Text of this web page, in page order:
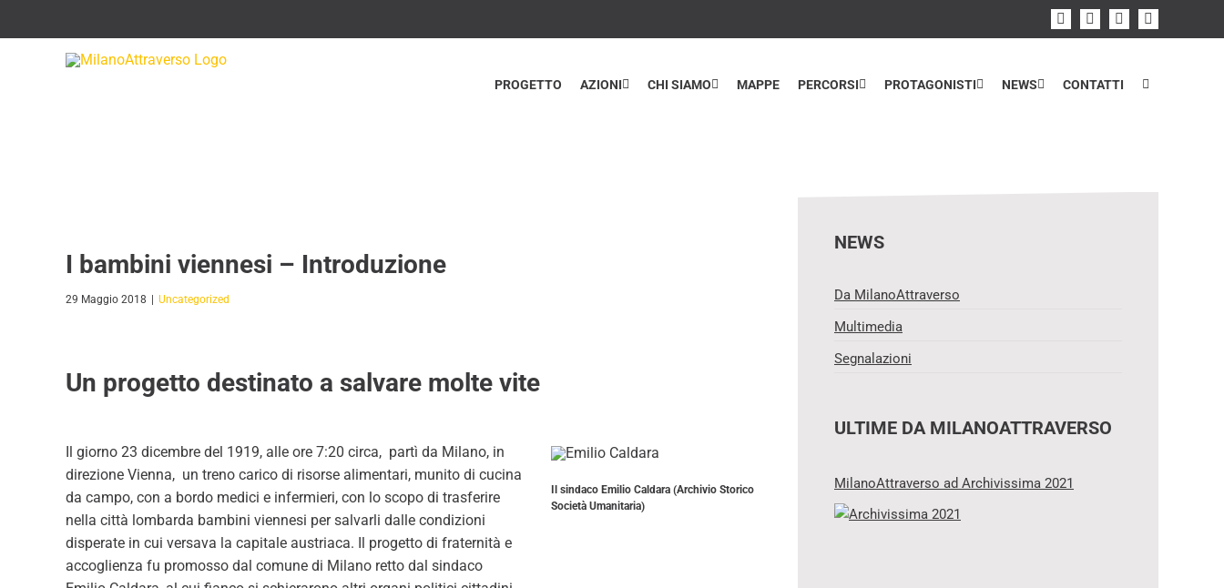
FacebookInstagram
Flickr
PROGETTO AZIONI CHI SIAMO MAPPE PERCORSI PROTAGONISTI NEWS CONTATTI
I bambini viennesi – Introduzione
29 Maggio 2018 Uncategorized
Un progetto destinato a salvare molte vite
Il giorno 23 dicembre del 1919, alle ore 7:20 circa, partì da Milano, in
direzione Vienna, un treno carico di risorse alimentari, munito di cucina
da campo, con a bordo medici e infermieri, con lo scopo di trasferire
nella città lombarda bambini viennesi per salvarli dalle condizioni
disperate in cui versava la capitale austriaca. Il progetto di fraternità e
accoglienza fu promosso dal comune di Milano retto dal sindaco
Il sindaco Emilio Caldara (Archivio Storico
Società Umanitaria)
NEWS
Da MilanoAttraverso
Multimedia
Segnalazioni
ULTIME DA MILANOATTRAVERSO
MilanoAttraverso ad Archivissima 2021